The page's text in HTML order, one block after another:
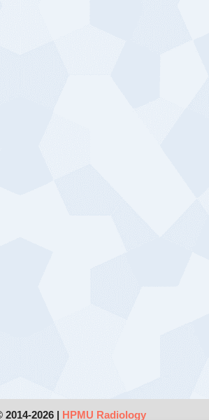
2014-2026 | HPMU Radiology